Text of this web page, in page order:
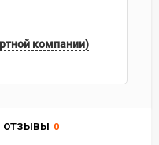
ОТЗЫВЫ 0
компании)